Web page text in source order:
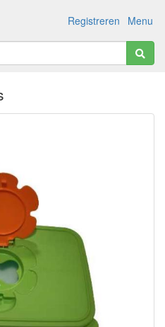
Menu
Registreren